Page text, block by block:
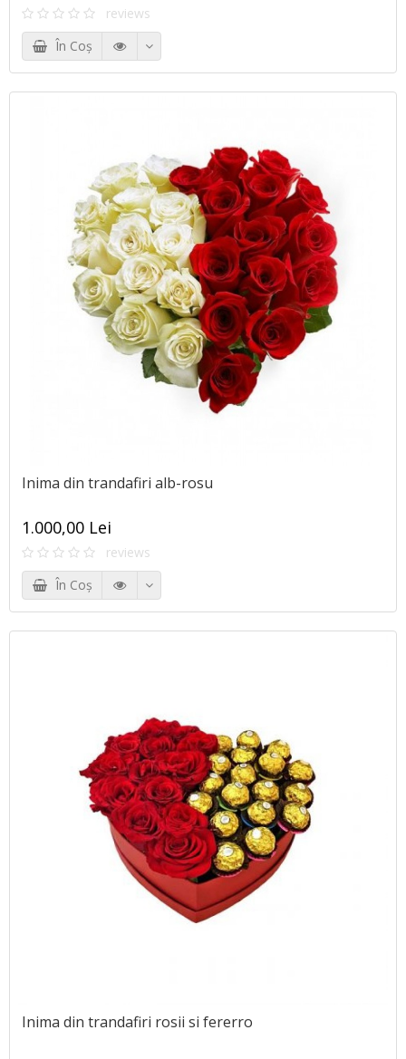
reviews
În Coş
Inima din trandafiri alb-rosu
1.000,00 Lei
reviews
În Coş
Inima din trandafiri rosii si fererro